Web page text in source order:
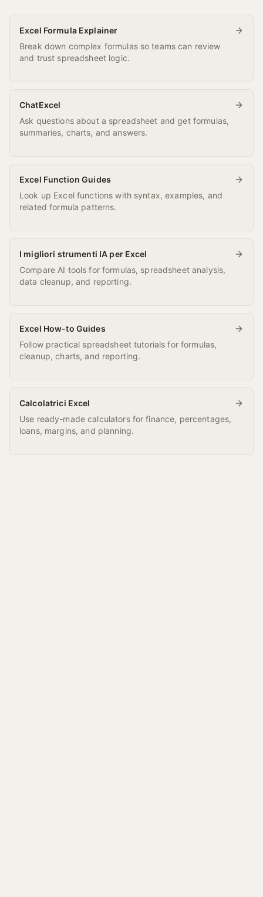
Excel Formula Explainer
Break down complex formulas so teams can review
and trust spreadsheet logic.
ChatExcel
Ask questions about a spreadsheet and get formulas,
summaries, charts, and answers.
Excel Function Guides
Look up Excel functions with syntax, examples, and
related formula patterns.
I migliori strumenti IA per Excel
Compare AI tools for formulas, spreadsheet analysis,
data cleanup, and reporting.
Excel How-to Guides
Follow practical spreadsheet tutorials for formulas,
cleanup, charts, and reporting.
Calcolatrici Excel
Use ready-made calculators for finance, percentages,
loans, margins, and planning.